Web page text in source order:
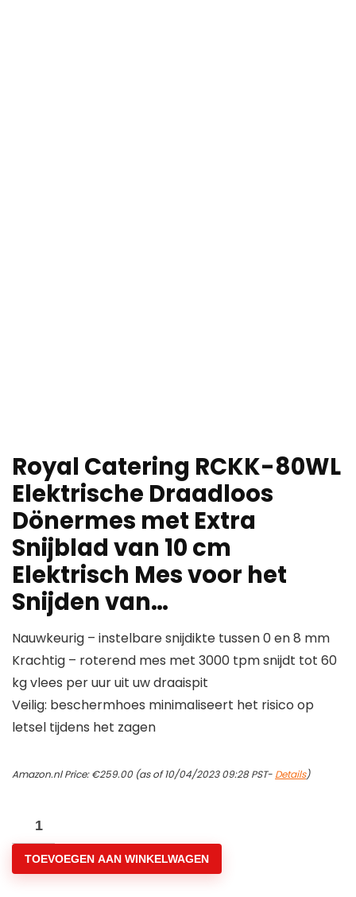
Royal Catering RCKK-80WL
Elektrische Draadloos
Dönermes met Extra
Snijblad van 10 cm
Elektrisch Mes voor het
Snijden van…
Nauwkeurig – instelbare snijdikte tussen 0 en 8 mm
Krachtig – roterend mes met 3000 tpm snijdt tot 60
kg vlees per uur uit uw draaispit
Veilig: beschermhoes minimaliseert het risico op
letsel tijdens het zagen
Amazon.nl Price:€259.00(as of 10/04/2023 09:28 PST- Details)
Royal
Catering
RCKK-
TOEVOEGEN AAN WINKELWAGEN